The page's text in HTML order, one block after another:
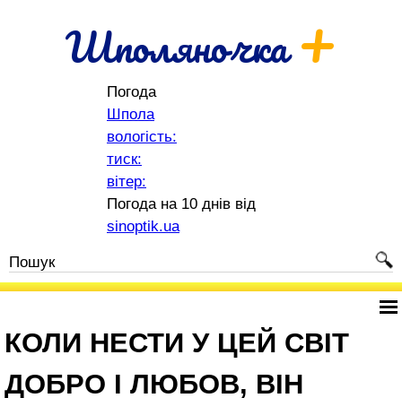
Шполяночка+
Погода
Шпола
вологість:
тиск:
вітер:
Погода на 10 днів від
sinoptik.ua
КОЛИ НЕСТИ У ЦЕЙ СВІТ
ДОБРО І ЛЮБОВ, ВІН